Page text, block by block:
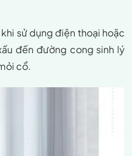
sử dụng điện thoại hoặc
đến đường cong sinh lý
cổ.